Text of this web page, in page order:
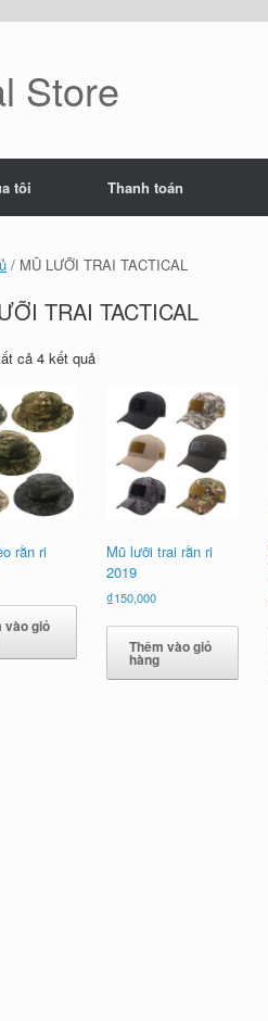
Store
tôi Thanh toán
/ MŨ LƯỠI TRAI TACTICAL
TRAI TACTICAL
cả 4 kết quảĐã
theo
nhất
rằn ri
vào giỏ
Mũ lưỡi trai rằn ri
2019
₫150,000
Thêm vào giỏ
hàng